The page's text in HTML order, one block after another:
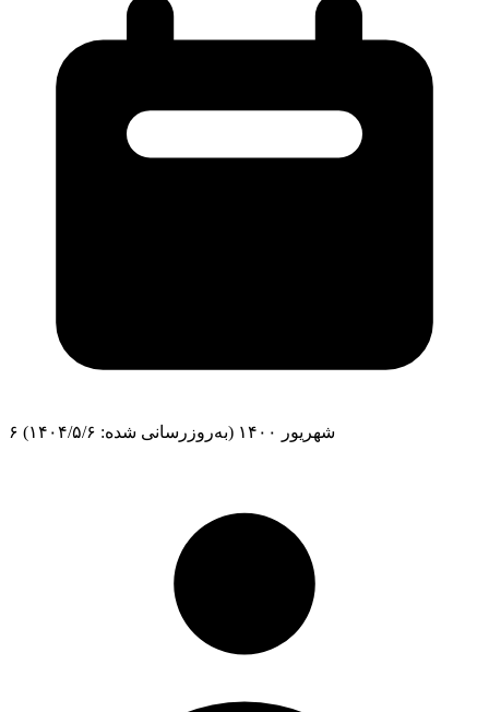
۶ شهریور ۱۴۰۰ (به‌روزرسانی شده: ۱۴۰۴/۵/۶)